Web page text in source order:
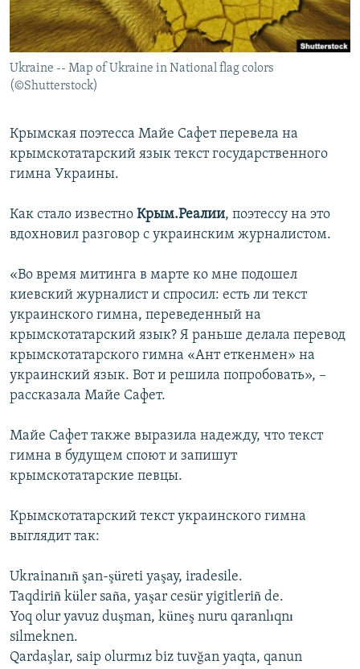
ПОБЕДИТЕЛЕЙ НЕ СУДЯТ?
КРЫМ.НЕПОКОРЕННЫЙ
ELIFBE
ПРИСОЕДИНЯЙТЕСЬ!
Ukraine -- Map of Ukraine in National flag colors
(©Shutterstock)
Крымская поэтесса Майе Сафет перевела на
крымскотатарский язык текст государственного
гимна Украины.
Как стало известно Крым.Реалии, поэтессу на это
вдохновил разговор с украинским журналистом.
«Во время митинга в марте ко мне подошел
киевский журналист и спросил: есть ли текст
украинского гимна, переведенный на
крымскотатарский язык? Я раньше делала перевод
крымскотатарского гимна «Ант еткенмен» на
украинский язык. Вот и решила попробовать», –
рассказала Майе Сафет.
Майе Сафет также выразила надежду, что текст
гимна в будущем споют и запишут
крымскотатарские певцы.
Крымскотатарский текст украинского гимна
выглядит так:
Ukrainanıñ şan-şüreti yaşay, iradesile.
Taqdiriñ küler saña, yaşar cesür yigitleriñ de.
Yoq olur yavuz duşman, küneş nuru qaranlıqnı
silmeknen.
Qardaşlar, saip olurmız biz tuvğan yaqta, qanun